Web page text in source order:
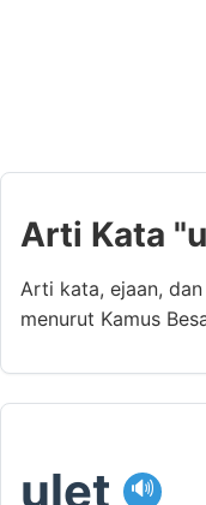
Arti Kata
Arti kata, ejaan,
menurut Kamus
ulet 🔊